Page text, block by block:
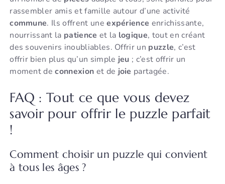
rassembler amis et famille autour d’une activité
commune. Ils offrent uneexpérience enrichissante,
nourrissant la patience et la logique, tout en créant
des souvenirs inoubliables. Offrir un puzzle, c’est
offrir bien plus qu’un simple jeu ; c’est offrir un
moment deconnexion et de joie partagée.
FAQ : Tout ce que vous devez
savoir pour offrir le puzzle parfait
!
Comment choisir un puzzle qui convient
à tous les âges ?